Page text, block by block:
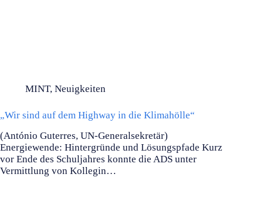
MINT, Neuigkeiten
„Wir sind auf dem Highway in die Klimahölle“
(António Guterres, UN-Generalsekretär)
Energiewende: Hintergründe und Lösungspfade Kurz
vor Ende des Schuljahres konnte die ADS unter
Vermittlung von Kollegin…